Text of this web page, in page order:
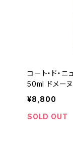
コート・ド・
50ml ドメーヌ
フィス
¥8,800
SOLD OUT